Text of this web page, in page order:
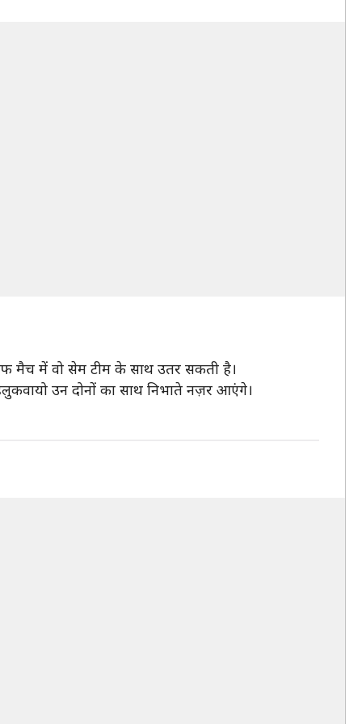
मैच में वो सेम टीम के साथ उतर सकती है।
उन दोनों का साथ निभाते नज़र आएंगे।